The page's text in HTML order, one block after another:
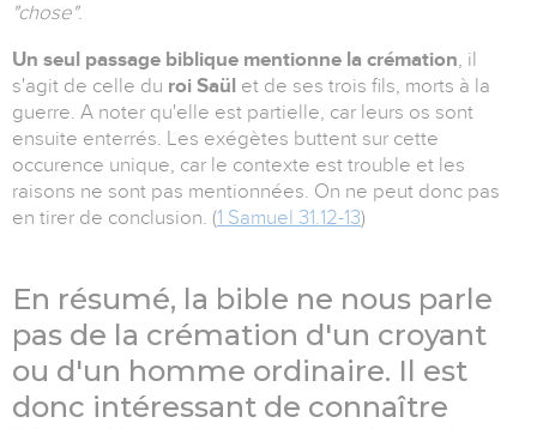
"chose".
Un seul passage biblique mentionne la crémation, il
s'agit de celle du roi Saül et de ses trois fils, morts à la
guerre. A noter qu'elle est partielle, car leurs os sont
ensuite enterrés. Les exégètes buttent sur cette
occurence unique, car le contexte est trouble et les
raisons ne sont pas mentionnées. On ne peut donc pas
en tirer de conclusion. (1 Samuel 31.12-13)
En résumé, la bible ne nous parle
pas de la crémation d'un croyant
ou d'un homme ordinaire. Il est
donc intéressant de connaître